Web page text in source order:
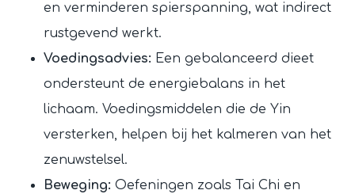
en verminderen spierspanning, wat indirect
rustgevend werkt.
Voedingsadvies: Een gebalanceerd dieet
ondersteunt de energiebalans in het
lichaam. Voedingsmiddelen die de Yin
versterken, helpen bij het kalmeren van het
zenuwstelsel.
Beweging: Oefeningen zoals Tai Chi en